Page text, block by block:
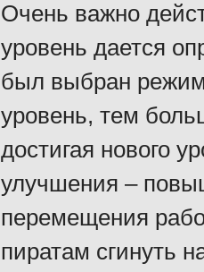
Очень важно
уровень дается
был выбран режим
уровень, тем
достигая нового
улучшения –
перемещения
пиратам сгинуть